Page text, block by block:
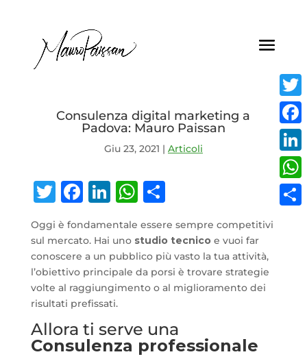
Consulenza digital marketing a
Padova: Mauro Paissan
Giu 23, 2021 | Articoli
Twitter
Facebook
LinkedIn
WhatsApp
Condividi
Oggi è fondamentale essere sempre competitivi
sul mercato. Hai uno studio tecnicoe vuoi far
conoscere a un pubblico più vasto la tua attività,
l’obiettivo principale da porsi è trovare strategie
volte al raggiungimento o al miglioramento dei
risultati prefissati.
Allora ti serve una
Consulenza professionale